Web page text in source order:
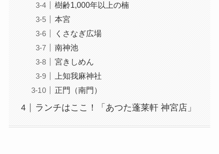
樹齢1,000年以上の楠
本宮
くさなぎ広場
南神池
宮きしめん
上知我麻神社
正門（南門）
ランチはここ！「あつた蓬莱軒 神宮店」